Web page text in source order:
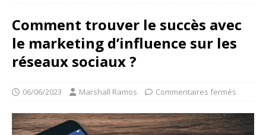
Comment trouver le succès avec
le marketing d’influence sur les
réseaux sociaux ?
06/06/2023 Marshall Ramos Commentaires fermés